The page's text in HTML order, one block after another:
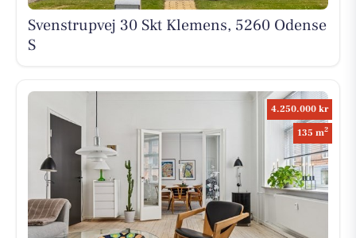
Svenstrupvej 30 Skt Klemens, 5260 Odense
S
4.250.000 kr
135 m2